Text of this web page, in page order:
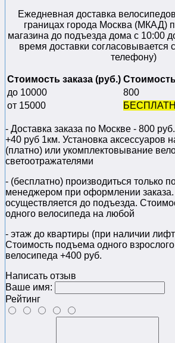
Ежедневная доставка
границах города Москва (МКАД)
магазина до подъезда дома с 10:00
время доставки
телефону)
Стоимость заказа (руб.)
до 10000
800
от 15000
- Доставка заказа по Москве - 800
+40 руб 1км. Установка аксессуаров
(платно) или укомплектовывание
светоотражателями
- (бесплатно) производиться только
менеджером при оформлении заказа.
осуществляется до подъезда.
одного велосипеда на любой
- этаж до квартиры (при наличии
Стоимость подъема одного
велосипеда +400 руб.
Написать отзыв
Ваше имя:
Рейтинг